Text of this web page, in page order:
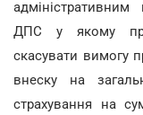
ДПС у якому
скасувати вимогу
внеску на
страхування на